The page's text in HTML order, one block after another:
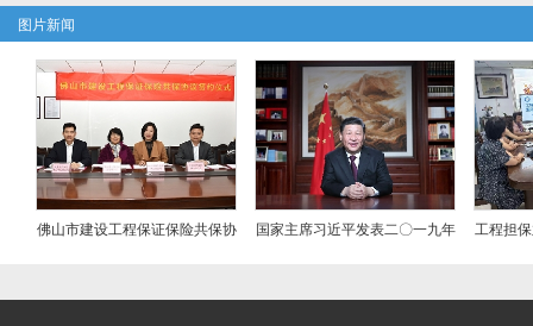
保函的多元应用：助力商业合作稳定推
进
02/25
 告别传统保函时代，新型保函模式引领
行业革新
02/17
履约保函必读：透视建设工程合同中的
风险与防控
式与分离式的核心区别
 解析建设工程中的履
性与管理要点
 融资性保函 vs 非融
别与实务应用解析
图片新闻
山市建设工程保证保险共保协
国家主席习近平发表二〇一九年
工程担保业务